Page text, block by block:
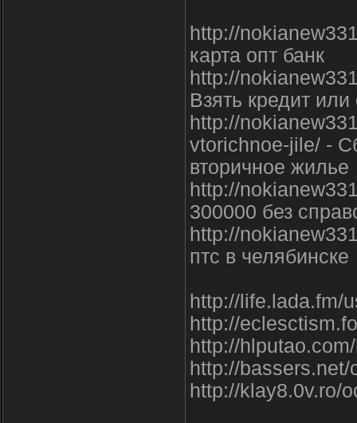
http://
карта опт банк
http://
Взять кредит
http://
vtorichnoe-jile/ -
вторичное жилье
http://
300000 без
http://
птс в челябинске
http://life.lada.fm/
http://
http://
http://
http://klay8.0v.ro/